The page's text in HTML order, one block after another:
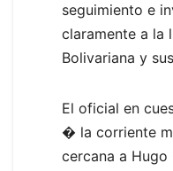
seguimiento e
claramente a la
Bolivariana y
El oficial en
� la corriente
cercana a Hugo